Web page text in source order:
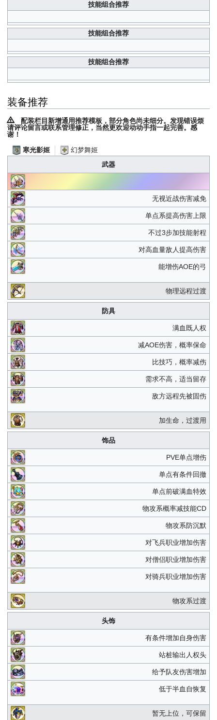
技能组合推荐
技能组合推荐
技能组合推荐
装备推荐
配装栏目新增通用推荐模板，部分角色尚未细分。发现错误烦
请评论留言或联系管理修正，当然更欢迎动动手指一起完善。感
谢！
寒光影姬
幻梦舞姬
武器
无视近战伤害减免
单点系提高伤害上限
不过3步加技能射程
对高血量敌人提高伤害
能增伤AOE的弓
物理远程过渡
防具
满血既人权
减AOE伤害，概率保命
比技巧，概率减伤
需求不高，适当留存
敌方远程先被固伤
加生命，过渡用
饰品
PVE单点增伤
单点有条件回撤
单点前破满血特效
物攻系概率减技能CD
物攻系防沉默
对飞兵职业增加伤害
对僧侣职业增加伤害
对骑兵职业增加伤害
物攻系过渡
头饰
有条件增加自身伤害
站桩输出人权头
给予队友伤害增加
低于半血自恢复
暂无上位，可保留